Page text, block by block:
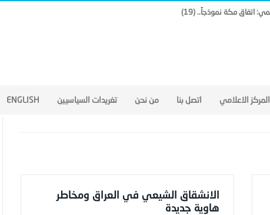
المركز الاعلامي اتصل بنا من نحن تغريدات السياسيين ENGLISH
الانشقاق الشيعي في العراق ومخاطر
هاوية جديدة